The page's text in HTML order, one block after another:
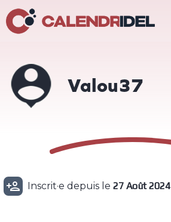
Valou37
 Inscrit·e depuis le27 Août 2024